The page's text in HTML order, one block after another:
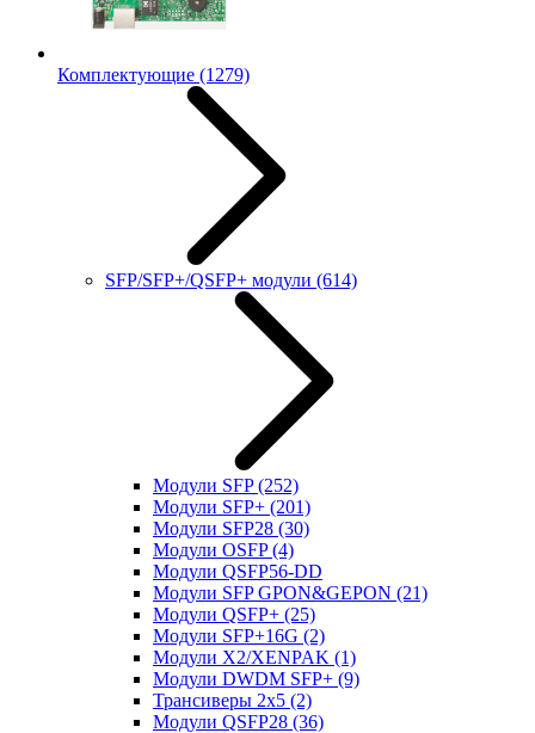
Комплектующие (1279)
SFP/SFP+/QSFP+ модули (614)
Модули SFP(252)
Модули SFP+ (201)
Модули SFP28 (30)
Модули OSFP(4)
Модули QSFP56-DD
Модули SFP GPON&GEPON (21)
Модули QSFP+ (25)
Модули SFP+16G (2)
Модули X2/XENPAK (1)
Модули DWDM SFP+ (9)
Трансиверы 2x5 (2)
Модули QSFP28 (36)